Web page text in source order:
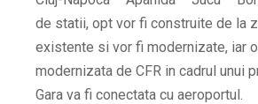
de statii, opt vor fi construite de la
existente si vor fi modernizate, iar
modernizata de CFR in cadrul unui
Gara va fi conectata cu aeroportul.